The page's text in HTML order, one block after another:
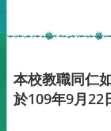
本校教職同仁
於109年9月22